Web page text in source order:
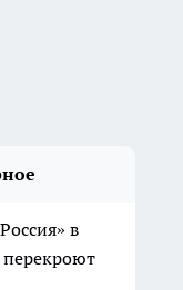
в
перекроют